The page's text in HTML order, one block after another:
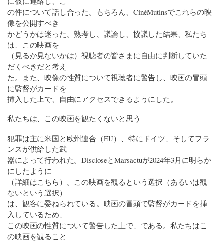
の件について話し合った。もちろん、CinéMutinsでこれらの映
像を公開すべき
かどうかは迷った。熟考し、議論し、協議した結果、私たち
は、この映画を
（見るか見ないかは）視聴者の皆さまに自由に判断していた
だくべきだと考え
た。また、映像の性質について視聴者に警告し、映画の冒頭
に監督がカードを
挿入した上で、自由にアクセスできるようにした。
私たちは、この映画を観たくないと思う
犯罪は主に米国と欧州連合（EU）、特にドイツ、そしてフラ
ンスが供給した武
器によって行われた。DiscloseとMarsactuが2024年3月に明らか
にしたように
（詳細はこちら）。この映画を観るという選択（あるいは観
ないという選択）
は、観客に委ねられている。映画の冒頭で監督がカードを挿
入しているため、
この映画の性質について警告した上で、である。私たちはこ
の映画を観ること